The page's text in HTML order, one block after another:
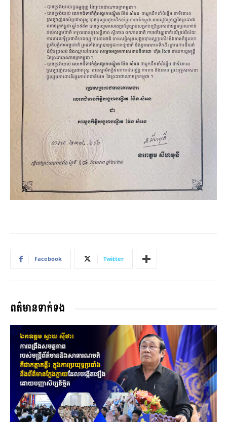
Facebook Twitter
ពត៌មានទាក់ទង